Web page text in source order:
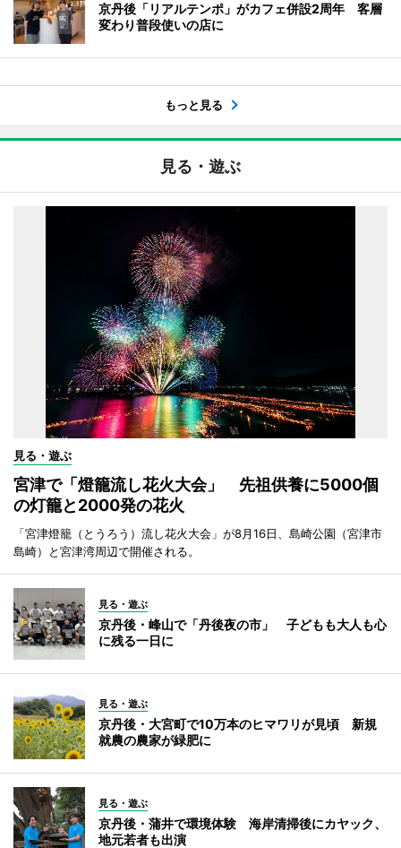
京丹後「リアルテンポ」がカフェ併設2周年 客層
変わり普段使いの店に
もっと見る
見る・遊ぶ
見る・遊ぶ
宮津で「燈籠流し花火大会」 先祖供養に5000個
の灯籠と2000発の花火
「宮津燈籠（とうろう）流し花火大会」が8月16日、島崎公園（宮津市
島崎）と宮津湾周辺で開催される。
見る・遊ぶ
京丹後・峰山で「丹後夜の市」 子どもも大人も心
に残る一日に
見る・遊ぶ
京丹後・大宮町で10万本のヒマワリが見頃 新規
就農の農家が緑肥に
見る・遊ぶ
京丹後・蒲井で環境体験 海岸清掃後にカヤック、
地元若者も出演